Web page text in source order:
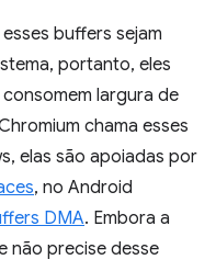
buffers sejam
portanto, eles
largura de
chama esses
elas são apoiadas por
, no Android
DMA. Embora a
não precise desse